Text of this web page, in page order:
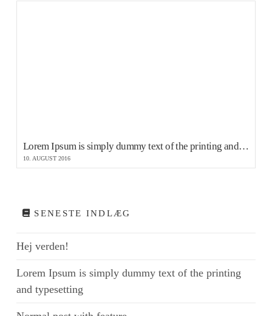
Lorem Ipsum is simply dummy text of the printing and typesetting
10. AUGUST 2016
SENESTE INDLÆG
Hej verden!
Lorem Ipsum is simply dummy text of the printing
and typesetting